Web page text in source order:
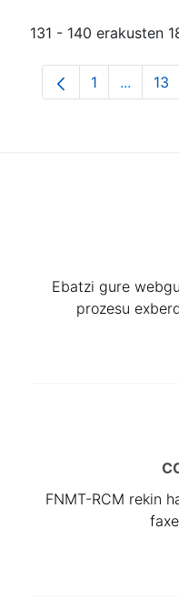
131 - 140 erakusten
Orrialdea
1 ... 13
Ebatzi gure
prozesu
FNMT-RCM rekin